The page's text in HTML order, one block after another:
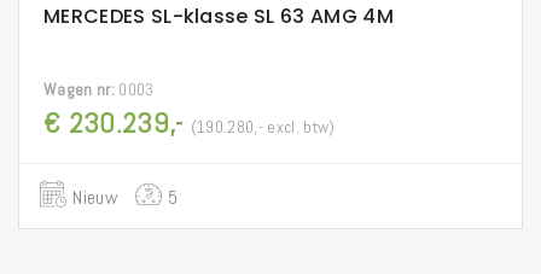
MERCEDES SL-klasse SL 63 AMG 4M
Wagen nr:0003
€ 230.239,- (190.280,- excl. btw)
Nieuw 5